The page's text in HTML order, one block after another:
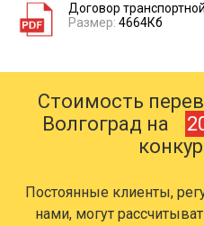
Договор
Размер: 4664Кб
Стоимость
Волгоград на
Постоянные клиенты,
нами, могут